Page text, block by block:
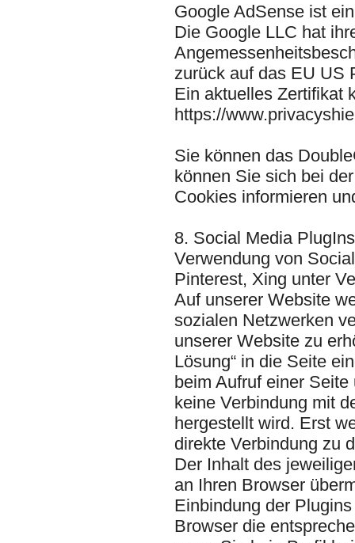
Google AdSense ist
Die Google LLC hat
zurück auf das EU US
Ein aktuelles Zertifikat
https://
Sie können das
können Sie sich bei
Cookies informieren
8. Social Media PlugIns
Verwendung von
Pinterest, Xing unter
Auf unserer Website
sozialen Netzwerken
unserer Website zu
Lösung“ in die Seite
beim Aufruf einer
keine Verbindung mit
hergestellt wird. Erst
direkte Verbindung zu
Der Inhalt des
an Ihren Browser
Einbindung der
Browser die